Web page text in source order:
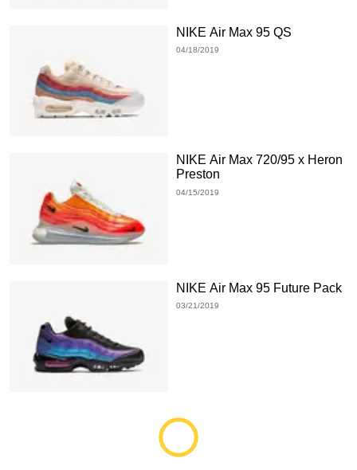
NIKE Air Max 95 QS
04/18/2019
NIKE Air Max 720/95 x Heron
Preston
04/15/2019
NIKE Air Max 95 Future Pack
03/21/2019